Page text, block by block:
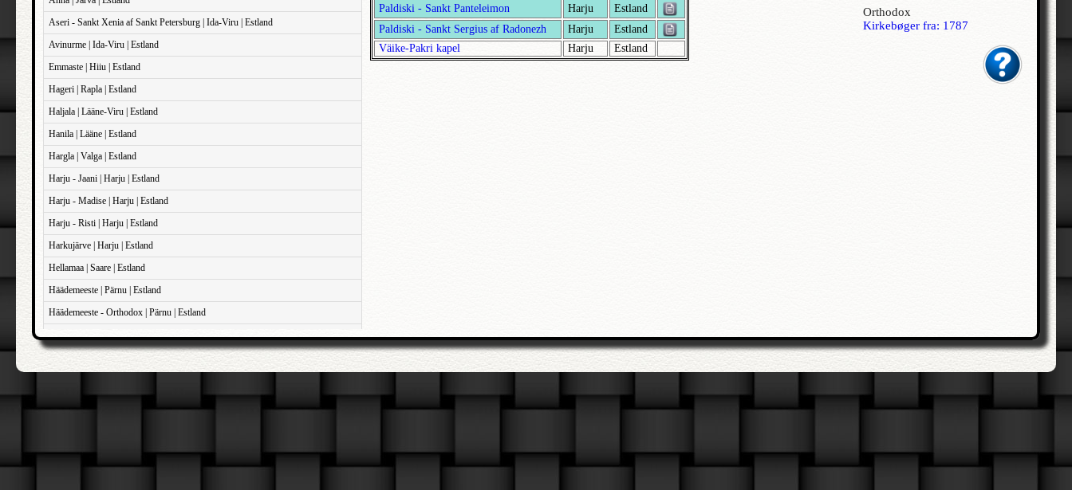
Aseri - Sankt Xenia af Sankt Petersburg | Ida-Viru | Estland
Avinurme | Ida-Viru | Estland
Emmaste | Hiiu | Estland
Hageri | Rapla | Estland
Haljala | Lääne-Viru | Estland
Hanila | Lääne | Estland
Hargla | Valga | Estland
Harju - Jaani | Harju | Estland
Harju - Madise | Harju | Estland
Harju - Risti | Harju | Estland
Harkujärve | Harju | Estland
Hellamaa | Saare | Estland
Häädemeeste | Pärnu | Estland
Häädemeeste - Orthodox | Pärnu | Estland
Haapsalu - Domkirken | Lääne | Estland
Haapsalu - Sankt John | Lääne | Estland
Jõhvi | Ida-Viru | Estland
Orthodox
Kirkebøger fra: 1787
Paldiski - Sankt Panteleimon
Harju
Estland
Paldiski - Sankt Sergius af Radonezh
Harju
Estland
Väike-Pakri kapel
Harju Estland